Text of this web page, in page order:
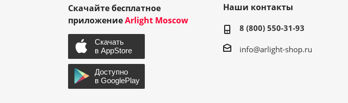
Скачайте бесплатное
приложениеArlight Moscow
Наши контакты
8 (800) 550-31-93
info@arlight-shop.ru